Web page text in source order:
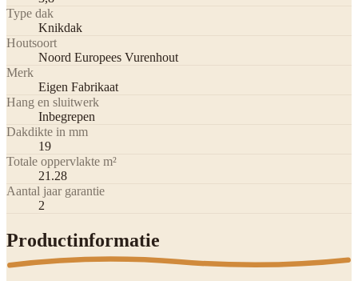
Type dak
Knikdak
Houtsoort
Noord Europees Vurenhout
Merk
Eigen Fabrikaat
Hang en sluitwerk
Inbegrepen
Dakdikte in mm
19
Totale oppervlakte m²
21.28
Aantal jaar garantie
2
Productinformatie